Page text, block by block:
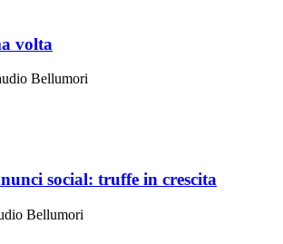
volta
Bellumori
social: truffe in crescita
Bellumori